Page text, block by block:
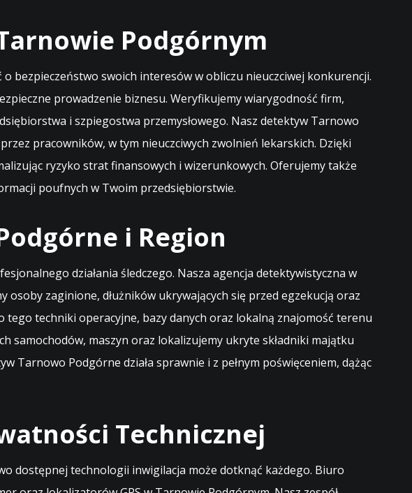
Podgórnym
bezpieczeństwo swoich interesów w obliczu nieuczciwej konkurencji.
prowadzenie biznesu. Weryfikujemy wiarygodność firm,
i szpiegostwa przemysłowego. Nasz detektyw Tarnowo
pracowników, w tym nieuczciwych zwolnień lekarskich. Dzięki
ryzyko strat finansowych i wizerunkowych. Oferujemy także
poufnych w Twoim przedsiębiorstwie.
i Region
działania śledczego. Nasza agencja detektywistyczna w
zaginione, dłużników ukrywających się przed egzekucją oraz
techniki operacyjne, bazy danych oraz lokalną znajomość terenu
samochodów, maszyn oraz lokalizujemy ukryte składniki majątku
Tarnowo Podgórne działa sprawnie i z pełnym poświęceniem, dążąc
Technicznej
dostępnej technologii inwigilacja może dotknąć każdego. Biuro